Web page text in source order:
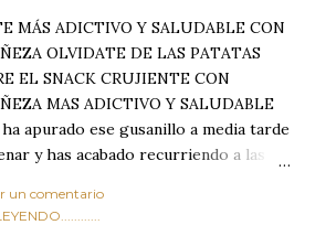
MÁS ADICTIVO Y SALUDABLE CON
OLVIDATE DE LAS PATATAS
EL SNACK CRUJIENTE CON
MAS ADICTIVO Y SALUDABLE
apurado ese gusanillo a media tarde
y has acabado recurriendo a las
frutos secos fritos o snacks
de grasas saturadas y sodio?
un comentario